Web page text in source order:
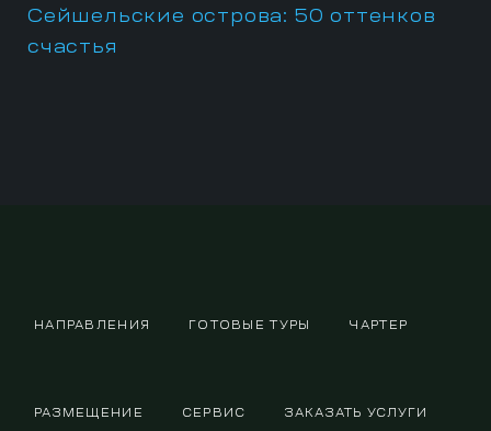
Сейшельские острова: 50 оттенков
счастья
НАПРАВЛЕНИЯ ГОТОВЫЕ ТУРЫ ЧАРТЕР
РАЗМЕЩЕНИЕ СЕРВИС ЗАКАЗАТЬ УСЛУГИ